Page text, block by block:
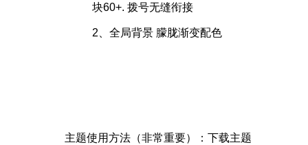
块60+. 拨号无缝衔接
2、全局背景 朦胧渐变配色
主题使用方法（非常重要）：下载主题